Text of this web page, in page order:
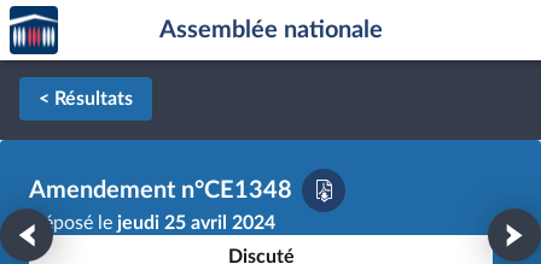
Aller au contenu
Aller en bas de la page
Accèder
à la
page
d'accueil
Assemblée nationale
< Résultats
Amendement n°CE1348
Déposé le jeudi 25 avril 2024
Discuté